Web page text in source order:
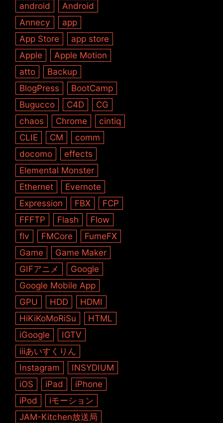
android
Android
Annecy
app
App Store
app store
Apple
Apple Motion
atto
Backup
BlogPress
BootCamp
Bugucco
C4D
CG
chaos
Chrome
cintiq
CLIE
CM
comm
docomo
effects
Elemental Monster
Ethernet
Evernote
Expression
FBX
FCP
FFFTP
Flash
Flow
flv
FMCore
FumeFX
Game
Game Maker
GIFアニメ
Google
Google Mobile App
GPU
HDD
HDMI
HiKiKoMoRiSu
HTML
iGoogle
IGTV
iiiあいすくりん
Instagram
INSYDIUM
iOS
iPad
iPhone
iPod
iモーション
JAM-Kitchen放送局